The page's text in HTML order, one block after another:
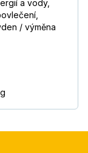
a vody,
/ výměna